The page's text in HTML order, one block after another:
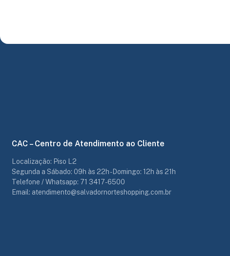
CAC – Centro de Atendimento ao Cliente
Localização: Piso L2
Segunda a Sábado: 09h às 22h - Domingo: 12h às 21h
Telefone / Whatsapp: 71 3417-6500
Email: atendimento@salvadornorteshopping.com.br